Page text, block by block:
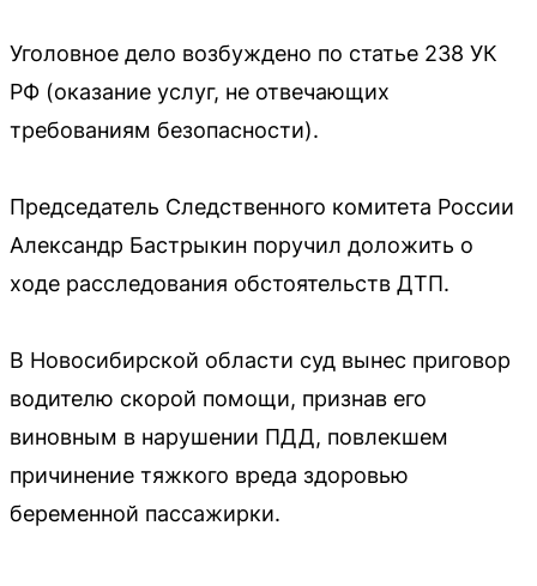
Уголовное дело возбуждено по статье 238 УК
РФ (оказание услуг, не отвечающих
требованиям безопасности).
Председатель Следственного комитета России
Александр Бастрыкин поручил доложить о
ходе расследования обстоятельств ДТП.
В Новосибирской области суд вынес приговор
водителю скорой помощи, признав его
виновным в нарушении ПДД, повлекшем
причинение тяжкого вреда здоровью
беременной пассажирки.